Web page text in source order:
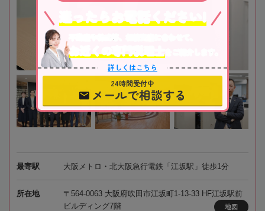
最寄駅 大阪メトロ・北大阪急行電鉄「江坂駅」徒歩1分
所在地
〒564-0063 大阪府吹田市江坂町1-13-33 HF江坂駅前
ビルディング7階
地図
不動産や株式等、相続資産に合わせて、
お近くの専門税理士
をご紹介します。
詳しくはこちら
24時間受付中
メールで相談する